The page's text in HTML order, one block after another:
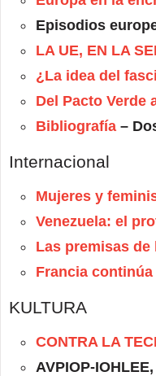
Episodios
LA UE, EN LA
¿La idea del
Del Pacto Verde
Bibliografía –
Internacional
Mujeres y
Venezuela: el
Las premisas
Francia
KULTURA
CONTRA LA
AVPIOP-IOHLEE,